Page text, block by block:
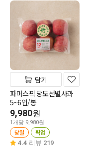
담기
파머스픽 당도선별사과
5~6입/봉
9,980원
1개당 9,980원
당일 픽업
4.4 리뷰 219